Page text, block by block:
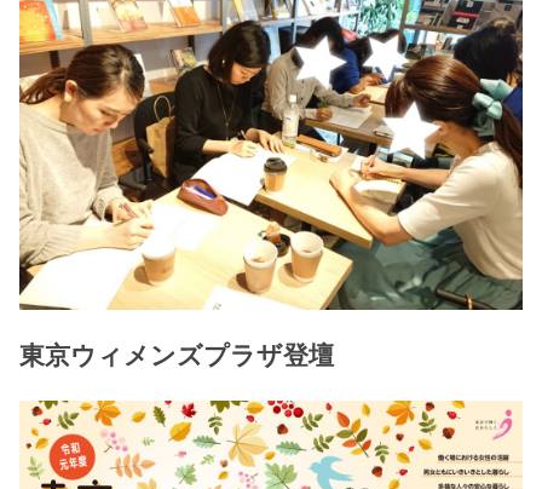
東京ウィメンズプラザ登壇